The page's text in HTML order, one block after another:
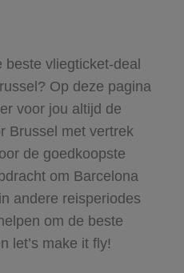
beste vliegticket-deal
Op deze pagina
voor jou altijd de
Brussel met vertrek
de goedkoopste
om Barcelona
andere reisperiodes
om de beste
let’s make it fly!